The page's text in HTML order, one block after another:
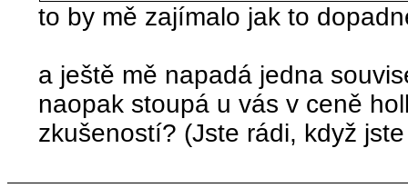
to by mě zajímalo jak to
a ještě mě napadá jedna
naopak stoupá u vás v ceně
zkušeností? (Jste rádi, když